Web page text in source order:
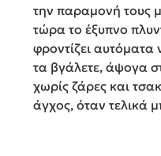
την παραμονή τους
τώρα το έξυπνο
φροντίζει
τα βγάλετε, άψογα
χωρίς ζάρες και
άγχος, όταν τελικά